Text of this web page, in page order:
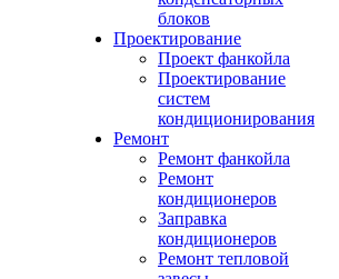
блоков
Проектирование
Проект фанкойла
Проектирование
систем
кондиционирования
Ремонт
Ремонт фанкойла
Ремонт
кондиционеров
Заправка
кондиционеров
Ремонт тепловой